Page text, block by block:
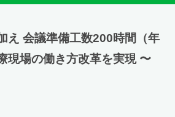
え 会議準備工数200時間（年
現場の働き方改革を実現 〜